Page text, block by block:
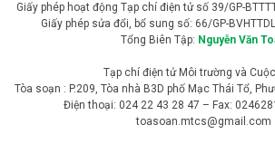
Giấy phép hoạt động Tạp chí điện tử số 39/GP-
Giấy phép sửa đổi, bổ sung số: 66/GP-
Tổng Biên Tập: Nguyễn Văn
Tạp chí điện tử Môi trường và
Tòa soạn : P.209, Tòa nhà B3D phố Mạc Thái Tổ,
Điện thoại: 024 22 43 28 47 – Fax:
toasoan.mtcs@gmail.com